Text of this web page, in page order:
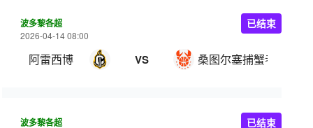
波多黎各超
2026-04-14 08:00
阿雷西博 VS 桑图尔塞捕蟹者
已结束
波多黎各超 已结束